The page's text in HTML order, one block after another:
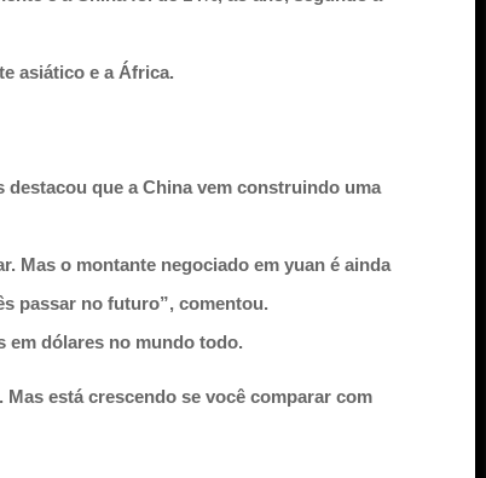
asiático e a África.
que a China vem construindo uma
Mas o montante negociado em yuan é ainda
passar no futuro”, comentou.
em dólares no mundo todo.
está crescendo se você comparar com